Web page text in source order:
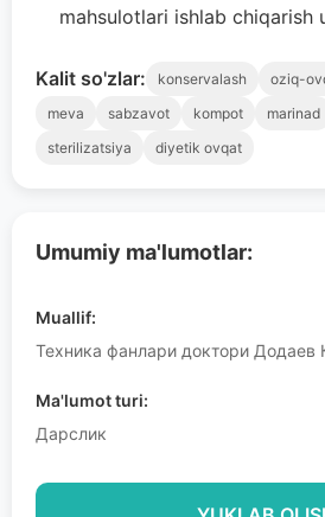
Umumiy ma'lumotlar:
Muallif:
Техника фанлари доктори Додаев
Ma'lumot turi:
Дарслик
mahsulotlari ishlab chiqarish
Kalit so'zlar: konservalash
oziq-
meva
sabzavot kompot marinad
sterilizatsiya
diyetik ovqat